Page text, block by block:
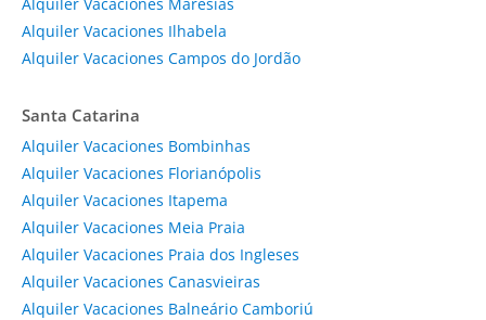
Alquiler Vacaciones Ilhabela
Alquiler Vacaciones Campos do Jordão
Santa Catarina
Alquiler Vacaciones Bombinhas
Alquiler Vacaciones Florianópolis
Alquiler Vacaciones Itapema
Alquiler Vacaciones Meia Praia
Alquiler Vacaciones Praia dos Ingleses
Alquiler Vacaciones Canasvieiras
Alquiler Vacaciones Balneário Camboriú